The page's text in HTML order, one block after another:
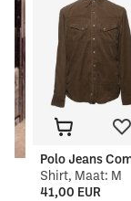
Shirt, Maat: M
41,00 EUR